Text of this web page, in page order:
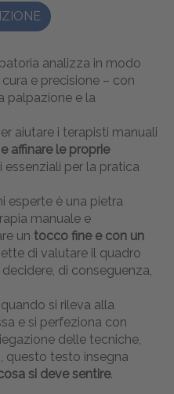
analizza in modo
e precisione – con
palpazione e la
aiutare i terapisti manuali
affinare le proprie
essenziali per la pratica
esperte è una pietra
manuale e
un tocco fine e con un
di valutare il quadro
di conseguenza,
si rileva alla
e si perfeziona con
delle tecniche,
questo testo insegna
si deve sentire.